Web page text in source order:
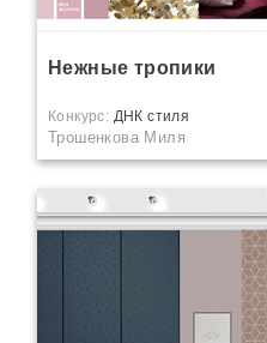
Нежные тропики
Конкурс: ДНК стиля
Трошенкова Миля